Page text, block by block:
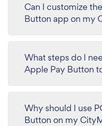
Can I customize
Button app on my
What steps do I
Apple Pay Button
Why should I use
Button on my